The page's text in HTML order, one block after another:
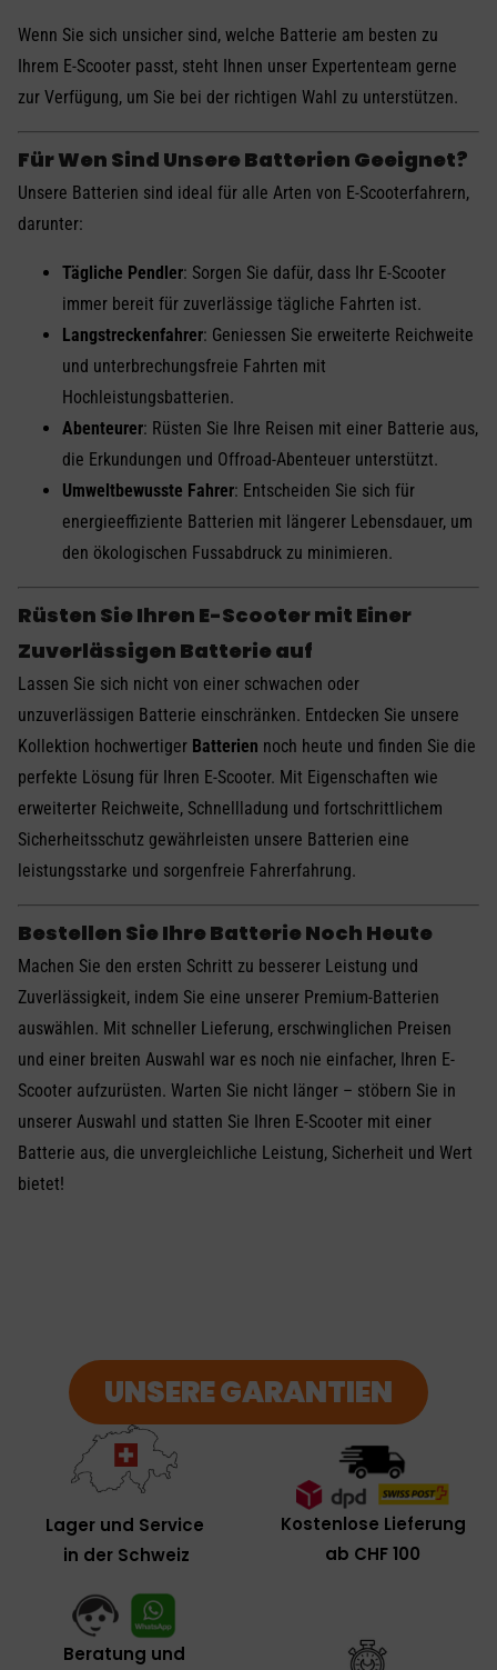
Wenn Sie sich unsicher sind, welche Batterie am besten zu
Ihrem E-Scooter passt, steht Ihnen unser Expertenteam gerne
zur Verfügung, um Sie bei der richtigen Wahl zu unterstützen.
Für Wen Sind Unsere Batterien Geeignet?
Unsere Batterien sind ideal für alle Arten von E-Scooterfahrern,
darunter:
Tägliche Pendler: Sorgen Sie dafür, dass Ihr E-Scooter
immer bereit für zuverlässige tägliche Fahrten ist.
Langstreckenfahrer: Geniessen Sie erweiterte Reichweite
und unterbrechungsfreie Fahrten mit
Hochleistungsbatterien.
Abenteurer: Rüsten Sie Ihre Reisen mit einer Batterie aus,
die Erkundungen und Offroad-Abenteuer unterstützt.
Umweltbewusste Fahrer: Entscheiden Sie sich für
energieeffiziente Batterien mit längerer Lebensdauer, um
den ökologischen Fussabdruck zu minimieren.
Rüsten Sie Ihren E-Scooter mit Einer
Zuverlässigen Batterie auf
Lassen Sie sich nicht von einer schwachen oder
unzuverlässigen Batterie einschränken. Entdecken Sie unsere
Kollektion hochwertiger Batterien noch heute und finden Sie die
perfekte Lösung für Ihren E-Scooter. Mit Eigenschaften wie
erweiterter Reichweite, Schnellladung und fortschrittlichem
Sicherheitsschutz gewährleisten unsere Batterien eine
leistungsstarke und sorgenfreie Fahrerfahrung.
Bestellen Sie Ihre Batterie Noch Heute
Machen Sie den ersten Schritt zu besserer Leistung und
Zuverlässigkeit, indem Sie eine unserer Premium-Batterien
auswählen. Mit schneller Lieferung, erschwinglichen Preisen
und einer breiten Auswahl war es noch nie einfacher, Ihren E-
Scooter aufzurüsten. Warten Sie nicht länger – stöbern Sie in
unserer Auswahl und statten Sie Ihren E-Scooter mit einer
Batterie aus, die unvergleichliche Leistung, Sicherheit und Wert
bietet!
UNSERE GARANTIEN
Lager und Service
in der Schweiz
Kostenlose Lieferung
ab CHF 100
Beratung und